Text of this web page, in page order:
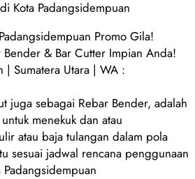
Kota Padangsidempuan
Promo Gila!
Bender & Bar Cutter Impian Anda!
| Sumatera Utara | WA :
juga sebagai Rebar Bender, adalah
menekuk dan atau
atau baja tulangan dalam pola
sesuai jadwal rencana penggunaan